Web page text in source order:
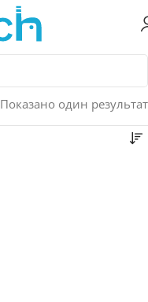
Показано один результат